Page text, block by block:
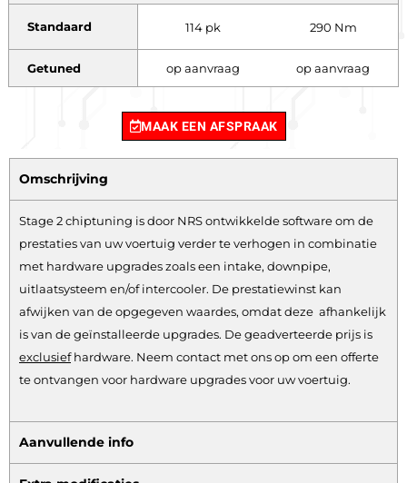
Standaard 114 pk 290 Nm
Getuned op aanvraag op aanvraag
MAAK EEN AFSPRAAK
Omschrijving
Stage 2 chiptuning is door NRS ontwikkelde software om de
prestaties van uw voertuig verder te verhogen in combinatie
met hardware upgrades zoals een intake, downpipe,
uitlaatsysteem en/of intercooler. De prestatiewinst kan
afwijken van de opgegeven waardes, omdat deze afhankelijk
is van de geïnstalleerde upgrades. De geadverteerde prijs is
exclusiefhardware. Neem contact met ons op om een offerte
te ontvangen voor hardware upgrades voor uw voertuig.
Aanvullende info